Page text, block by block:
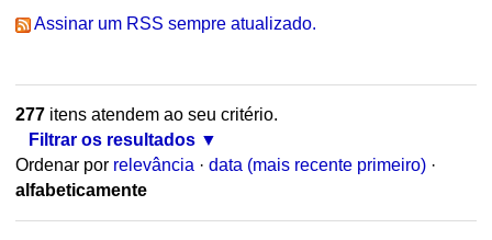
Assinar um RSS sempre atualizado.
277itens atendem ao seu critério.
Filtrar os resultados
Ordenar por relevância · data (mais recente primeiro) ·
alfabeticamente